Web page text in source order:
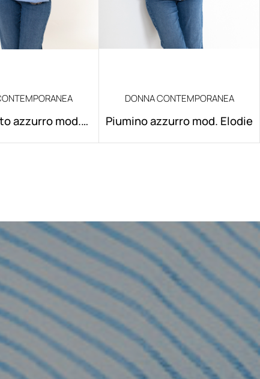
azzurro mod.
S
DONNA CONTEMPORANEA
Piumino azzurro mod. Elodie